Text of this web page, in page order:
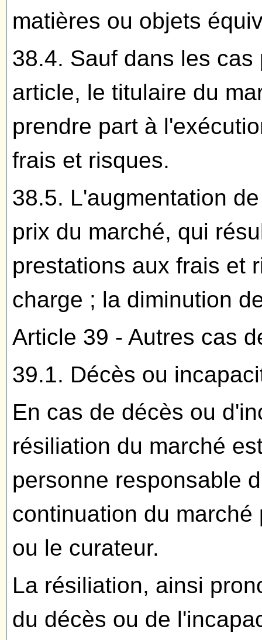
matières ou objets
38.4. Sauf dans les
article, le titulaire du
prendre part à
frais et risques.
38.5. L'augmentation
prix du marché, qui
prestations aux frais et
charge ; la diminution
Article 39 - Autres cas
39.1. Décès ou
En cas de décès ou
résiliation du marché
personne responsable
continuation du
ou le curateur.
La résiliation, ainsi
du décès ou de